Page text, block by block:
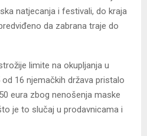
natjecanja i festivali, do kraja
da zabrana traje do
limite na okupljanja u
16 njemačkih država pristalo
eura zbog nenošenja maske
je to slučaj u prodavnicama i